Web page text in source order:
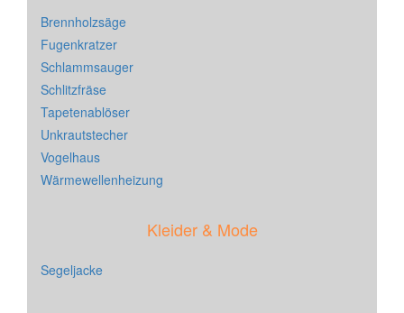
Brennholzsäge
Fugenkratzer
Schlammsauger
Schlitzfräse
Tapetenablöser
Unkrautstecher
Vogelhaus
Wärmewellenheizung
Kleider & Mode
Segeljacke